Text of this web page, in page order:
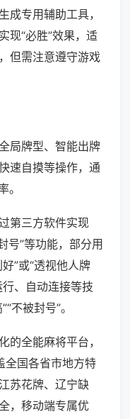
成专用辅助工具，
现“必胜”效果，适
但需注意遵守游戏
局牌型、智能出牌
速自摸等操作，通
。
第三方软件实现
号”等功能，部分用
”或“透视他人牌
、自动连接等技
不被封号”。
的全能麻将平台，
全国各省市地方特
苏花牌、辽宁缺
，移动端专属优